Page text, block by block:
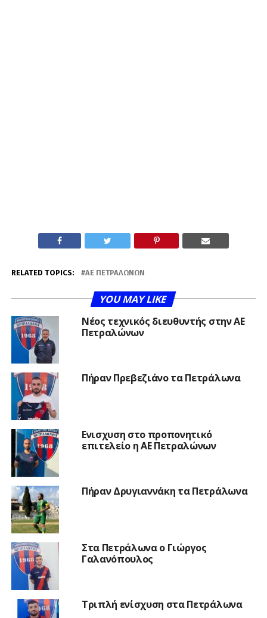
RELATED TOPICS: ΑΕ ΠΕΤΡΑΛΏΝΩΝ
YOU MAY LIKE
Νέος τεχνικός διευθυντής στην ΑΕ
Πετραλώνων
Πήραν Πρεβεζιάνο τα Πετράλωνα
Ενισχυση στο προπονητικό
επιτελείο η ΑΕ Πετραλώνων
Πήραν Δρυγιαννάκη τα Πετράλωνα
Στα Πετράλωνα ο Γιώργος
Γαλανόπουλος
Τριπλή ενίσχυση στα Πετράλωνα